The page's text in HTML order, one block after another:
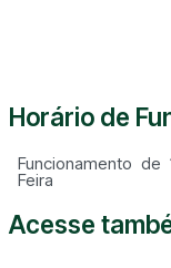
Horário de
Funcionamento de
Feira
Acesse